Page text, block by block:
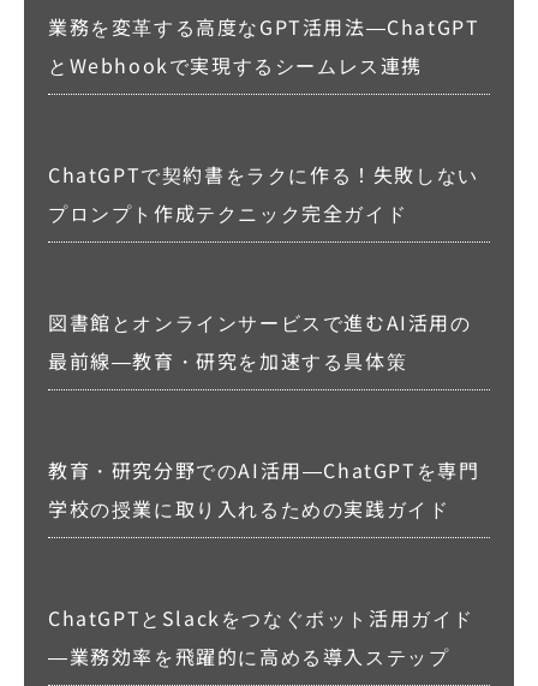
業務を変革する高度なGPT活用法―ChatGPT
とWebhookで実現するシームレス連携
ChatGPTで契約書をラクに作る！失敗しない
プロンプト作成テクニック完全ガイド
図書館とオンラインサービスで進むAI活用の
最前線―教育・研究を加速する具体策
教育・研究分野でのAI活用―ChatGPTを専門
学校の授業に取り入れるための実践ガイド
ChatGPTとSlackをつなぐボット活用ガイド
―業務効率を飛躍的に高める導入ステップ